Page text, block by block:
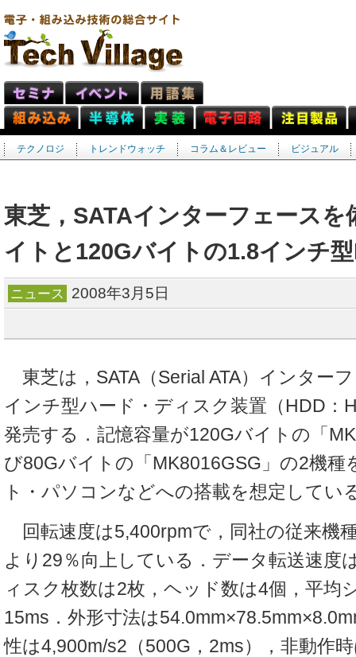
テクノロジ トレンドウォッチ コラム＆レビュー ビジュアル
東芝，SATAインターフェースを
イトと120Gバイトの1.8インチ
ニュース 2008年3月5日
東芝は，SATA（Serial ATA）インター
インチ型ハード・ディスク装置（HDD：
発売する．記憶容量が120Gバイトの「
び80Gバイトの「MK8016GSG」の2機種
ト・パソコンなどへの搭載を想定してい
回転速度は5,400rpmで，同社の従来機
より29％向上している．データ転送速度
ィスク枚数は2枚，ヘッド数は4個，平均
15ms．外形寸法は
性は4,900m/s2（500G，2ms），非動作